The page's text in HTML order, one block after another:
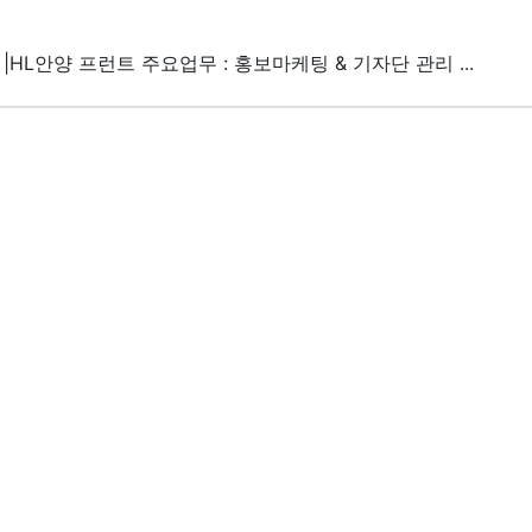
안양 프런트 주요업무 : 홍보마케팅 & 기자단 관리 ...